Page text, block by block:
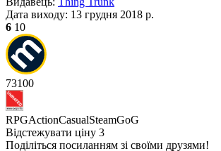
Дата виходу: 13 грудня 2018 р.
6 10
73100
RPGActionCasualSteamGoG
Відстежувати ціну 3
Поділіться посиланням зі своїми друзями!